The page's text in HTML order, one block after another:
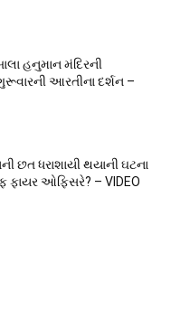
હનુમાન મંદિરની
આરતીના દર્શન –
છત ધરાશાયી થયાની ઘટના
ઓફિસરે? – VIDEO